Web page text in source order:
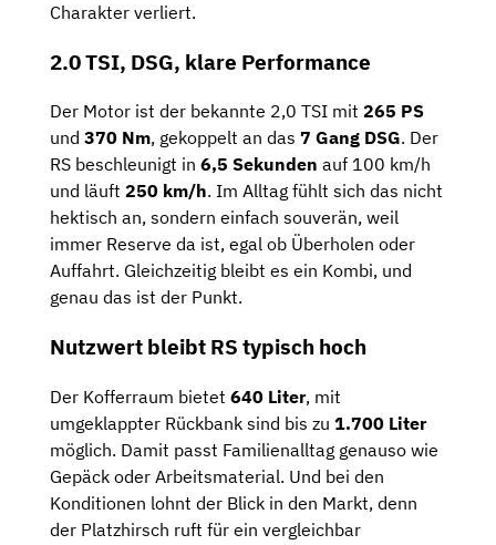
Charakter verliert.
2.0 TSI, DSG, klare Performance
Der Motor ist der bekannte 2,0 TSI mit 265 PS
und 370 Nm, gekoppelt an das 7 Gang DSG. Der
RS beschleunigt in 6,5 Sekunden auf 100 km/h
und läuft 250 km/h. Im Alltag fühlt sich das nicht
hektisch an, sondern einfach souverän, weil
immer Reserve da ist, egal ob Überholen oder
Auffahrt. Gleichzeitig bleibt es ein Kombi, und
genau das ist der Punkt.
Nutzwert bleibt RS typisch hoch
Der Kofferraum bietet 640 Liter, mit
umgeklappter Rückbank sind bis zu 1.700 Liter
möglich. Damit passt Familienalltag genauso wie
Gepäck oder Arbeitsmaterial. Und bei den
Konditionen lohnt der Blick in den Markt, denn
der Platzhirsch ruft für ein vergleichbar